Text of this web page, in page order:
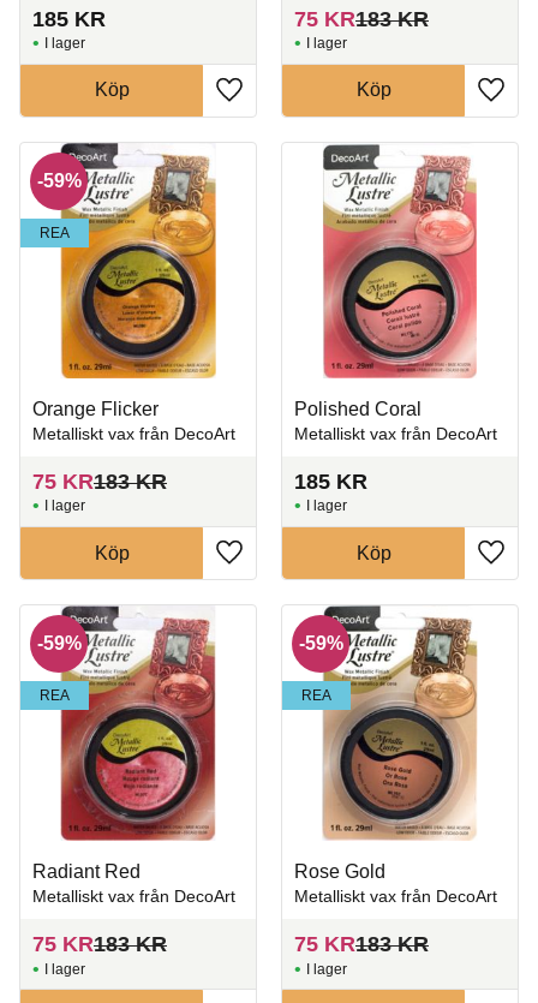
185 KR
Lägg till i favoriter
I lager
Köp
75 KR183KR
Lägg
I lager
Köp
Orange Flicker
Metalliskt vax från DecoArt
75 KR183KR
59%
REA
Lägg till i favoriter
I lager
Köp
Polished Coral
Metalliskt vax från DecoArt
185 KR
Lägg
I lager
Köp
Radiant Red
Metalliskt vax från DecoArt
75 KR183KR
59%
REA
I lager
Rose Gold
Metalliskt vax från DecoArt
75 KR183KR
59%
REA
I lager